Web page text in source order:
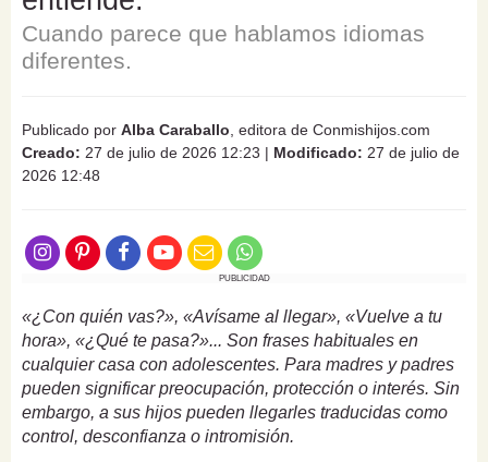
Cuando parece que hablamos idiomas
diferentes.
Publicado por Alba Caraballo, editora de Conmishijos.com
Creado: 27 de julio de 2026 12:23 | Modificado: 27 de julio de
2026 12:48
PUBLICIDAD
«¿Con quién vas?», «Avísame al llegar», «Vuelve a tu
hora», «¿Qué te pasa?»... Son frases habituales en
cualquier casa con adolescentes. Para madres y padres
pueden significar preocupación, protección o interés. Sin
embargo, a sus hijos pueden llegarles traducidas como
control, desconfianza o intromisión.